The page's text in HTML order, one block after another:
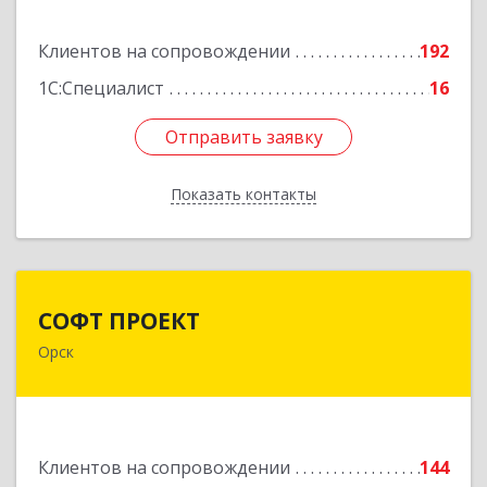
Клиентов на сопровождении
192
1С:Специалист
16
Отправить заявку
Показать контакты
Подробнее
Отправить заявку
Назад
СОФТ ПРОЕКТ
Орск
Клиентов на сопровождении 144